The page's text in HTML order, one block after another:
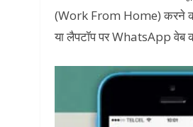
(Work From Home) करने
या लैपटॉप पर WhatsApp वेब